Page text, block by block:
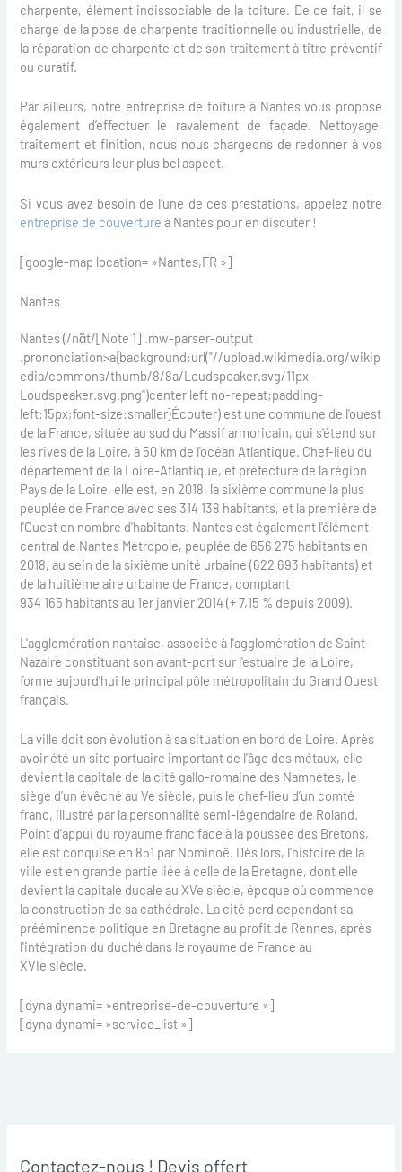
charpente, élément indissociable de la toiture. De ce fait, il se
charge de la pose de charpente traditionnelle ou industrielle, de
la réparation de charpente et de son traitement à titre préventif
ou curatif.
Par ailleurs, notre entreprise de toiture à Nantes vous propose
également d’effectuer le ravalement de façade. Nettoyage,
traitement et finition, nous nous chargeons de redonner à vos
murs extérieurs leur plus bel aspect.
Si vous avez besoin de l’une de ces prestations, appelez notre
entreprise de couverture à Nantes pour en discuter !
[google-map location= »Nantes,FR »]
Nantes
Nantes (/nɑ̃t/[Note 1] .mw-parser-output
.prononciation>a{background:url("//upload.wikimedia.org/wikip
edia/commons/thumb/8/8a/Loudspeaker.svg/11px-
Loudspeaker.svg.png")center left no-repeat;padding-
left:15px;font-size:smaller}Écouter) est une commune de l'ouest
de la France, située au sud du Massif armoricain, qui s'étend sur
les rives de la Loire, à 50 km de l'océan Atlantique. Chef-lieu du
département de la Loire-Atlantique, et préfecture de la région
Pays de la Loire, elle est, en 2018, la sixième commune la plus
peuplée de France avec ses 314 138 habitants, et la première de
l'Ouest en nombre d'habitants. Nantes est également l'élément
central de Nantes Métropole, peuplée de 656 275 habitants en
2018, au sein de la sixième unité urbaine (622 693 habitants) et
de la huitième aire urbaine de France, comptant
934 165 habitants au 1er janvier 2014 (+ 7,15 % depuis 2009).
L'agglomération nantaise, associée à l'agglomération de Saint-
Nazaire constituant son avant-port sur l'estuaire de la Loire,
forme aujourd'hui le principal pôle métropolitain du Grand Ouest
français.
La ville doit son évolution à sa situation en bord de Loire. Après
avoir été un site portuaire important de l'âge des métaux, elle
devient la capitale de la cité gallo-romaine des Namnètes, le
siège d’un évêché au Ve siècle, puis le chef-lieu d’un comté
franc, illustré par la personnalité semi-légendaire de Roland.
Point d’appui du royaume franc face à la poussée des Bretons,
elle est conquise en 851 par Nominoë. Dès lors, l'histoire de la
ville est en grande partie liée à celle de la Bretagne, dont elle
devient la capitale ducale au XVe siècle, époque où commence
la construction de sa cathédrale. La cité perd cependant sa
prééminence politique en Bretagne au profit de Rennes, après
l'intégration du duché dans le royaume de France au
XVIe siècle.
[dyna dynami= »entreprise-de-couverture »]
[dyna dynami= »service_list »]
Contactez-nous ! Devis offert